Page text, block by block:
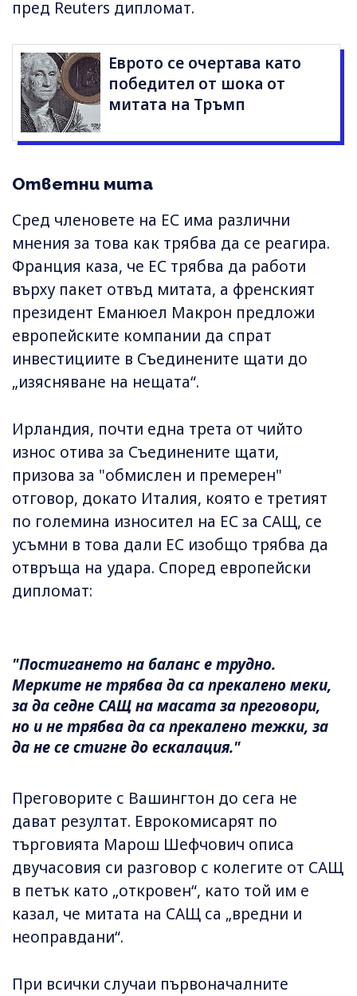
пред Reuters дипломат.
Еврото се очертава като
победител от шока от
митата на Тръмп
Ответни мита
Сред членовете на ЕС има различни
мнения за това как трябва да се реагира.
Франция каза, че ЕС трябва да работи
върху пакет отвъд митата, а френският
президент Еманюел Макрон предложи
европейските компании да спрат
инвестициите в Съединените щати до
„изясняване на нещата“.
Ирландия, почти една трета от чийто
износ отива за Съединените щати,
призова за "обмислен и премерен"
отговор, докато Италия, която е третият
по големина износител на ЕС за САЩ, се
усъмни в това дали ЕС изобщо трябва да
отвръща на удара. Според европейски
дипломат:
"Постигането на баланс е трудно.
Мерките не трябва да са прекалено меки,
за да седне САЩ на масата за преговори,
но и не трябва да са прекалено тежки, за
да не се стигне до ескалация."
Преговорите с Вашингтон до сега не
дават резултат. Еврокомисарят по
търговията Марош Шефчович описа
двучасовия си разговор с колегите от САЩ
в петък като „откровен“, като той им е
казал, че митата на САЩ са „вредни и
неоправдани“.
При всички случаи първоначалните